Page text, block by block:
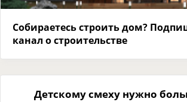
Собираетесь строить дом?
канал о строительстве
Детскому смеху нужно